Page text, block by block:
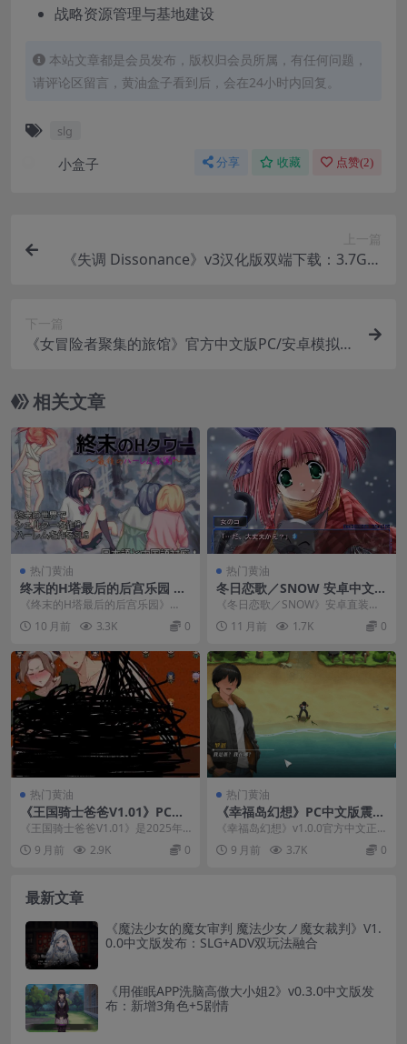
战略资源管理与基地建设
本站文章都是会员发布，版权归会员所属，有任何问题，
请评论区留言，黄油盒子看到后，会在24小时内回复。
slg
小盒子 分享 收藏 点赞(2)
上一篇
《失调 Dissonance》v3汉化版双端下载：3.7G完
下一篇
《女冒险者聚集的旅馆》官方中文版PC/安卓模拟器
相关文章
热门黄油
终末的H塔最后的后宫乐园 終
末のHタワー最後のハーレム
楽園v1.0 官方中文PC完整版
下载与配置指南
《终末的H塔最后的后宫乐园》
（終末のHタワー最後のハーレム
楽園）是一款末日题材S...
10 月前 3.3K 0
热门黄油
冬日恋歌／SNOW 安卓中文
版：极寒生存ADV 多结局剧情
完整汉化版v1.8.3
《冬日恋歌／SNOW》安卓直装中
文版现已全面解锁，这是一款以暴
风雪绝境求生为背景...
11 月前 1.7K 0
热门黄油
《王国骑士爸爸V1.01》PC版
评测：全CG解锁+官方中文的
《王国骑士爸爸V1.01》是2025年
备受期待的PC平台RPG策略游戏，
现已推出...
9 月前 2.9K 0
热门黄油
《幸福岛幻想》PC中文版震撼
发布：策略冒险新体验
《幸福岛幻想》v1.0.0官方中文正
式版现已重磅登陆PC平台！这款备
受期待的SL...
9 月前 3.7K 0
最新文章
《魔法少女的魔女审判 魔法少女ノ魔女裁判》V1.
0.0中文版发布：SLG+ADV双玩法融合
《用催眠APP洗脑高傲大小姐2》v0.3.0中文版发
布：新增3角色+5剧情